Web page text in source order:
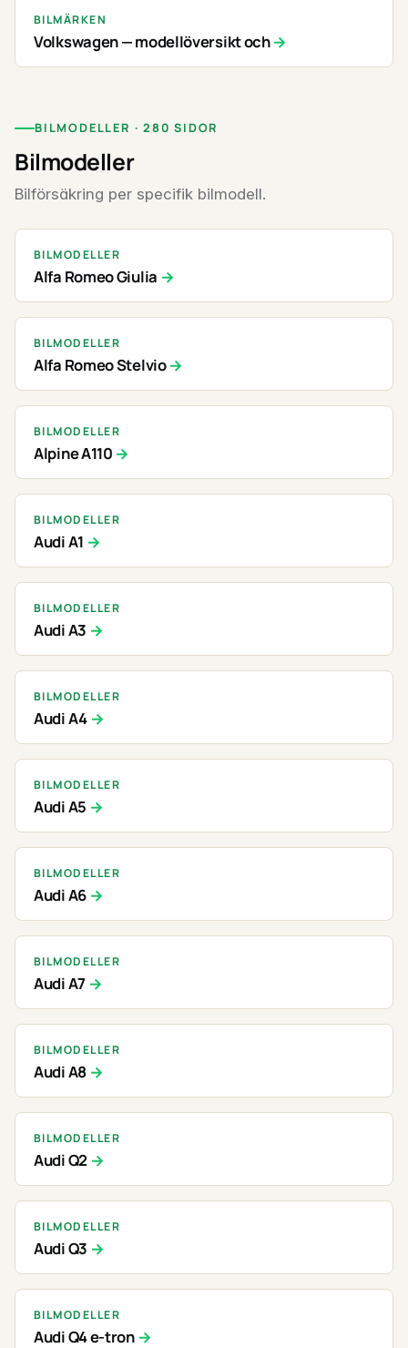
BILMÄRKEN
Volkswagen — modellöversikt och
BILMODELLER · 280 SIDOR
Bilmodeller
Bilförsäkring per specifik bilmodell.
BILMODELLER
Alfa Romeo Giulia
BILMODELLER
Alfa Romeo Stelvio
BILMODELLER
Alpine A110
BILMODELLER
Audi A1
BILMODELLER
Audi A3
BILMODELLER
Audi A4
BILMODELLER
Audi A5
BILMODELLER
Audi A6
BILMODELLER
Audi A7
BILMODELLER
Audi A8
BILMODELLER
Audi Q2
BILMODELLER
Audi Q3
BILMODELLER
Audi Q4 e-tron